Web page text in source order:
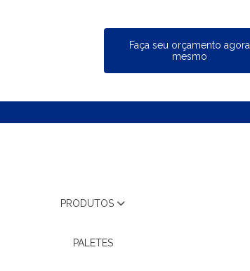
Faça seu orçamento agora
mesmo
PRODUTOS
PALETES